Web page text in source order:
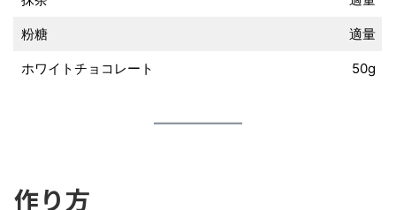
粉糖 適量
ホワイトチョコレート 50g
作り方